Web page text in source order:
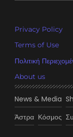
Privacy Policy
Terms of Use
Πολιτική
About us
News & Media
Άστρα Κόσμος